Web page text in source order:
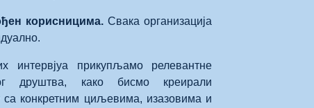
корисницима.Свака организација
интервјуа прикупљамо релевантне
друштва, како бисмо креирали
конкретним циљевима, изазовима и